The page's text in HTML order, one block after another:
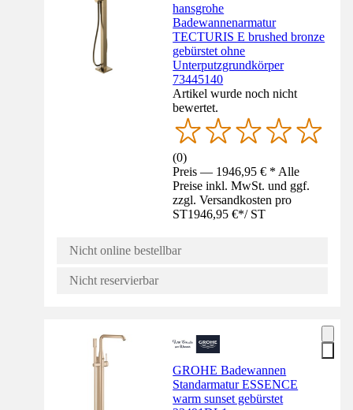
hansgrohe
Badewannenarmatur
TECTURIS E brushed bronze
gebürstet ohne
Unterputzgrundkörper
73445140
Artikel wurde noch nicht
bewertet.
(0)
Preis — 1946,95 € * Alle
Preise inkl. MwSt. und ggf.
zzgl. Versandkosten pro
ST1946,95 €*/ ST
Nicht online bestellbar
Nicht reservierbar
GROHE Badewannen
Standarmatur ESSENCE
warm sunset gebürstet